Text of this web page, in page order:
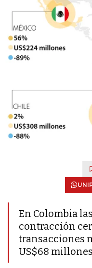
En Colombia
contracción
transacciones
US$68 millones